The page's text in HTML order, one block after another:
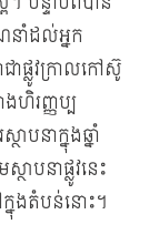
នាំដល់អ្នក
ាផ្លូវក្រាលកៅស៊ូ
ងហិរញ្ញប្ប
បនាក្នុងឆ្នាំ
ាបនាផ្លូវនេះ
នុងតំបន់នោះ។